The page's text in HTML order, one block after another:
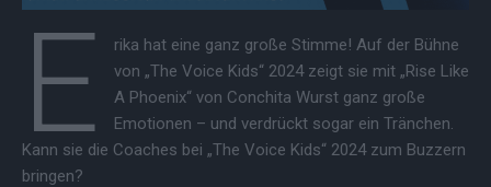
E
rika hat eine ganz große Stimme! Auf der Bühne
von „The Voice Kids“ 2024 zeigt sie mit „Rise Like
A Phoenix“ von Conchita Wurst ganz große
Emotionen – und verdrückt sogar ein Tränchen.
Kann sie die Coaches bei „The Voice Kids“ 2024 zum Buzzern
bringen?